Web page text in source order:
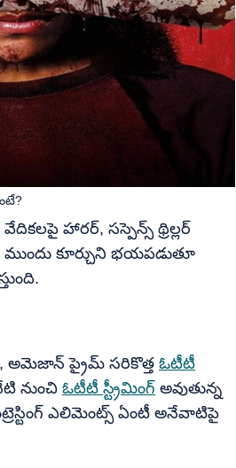
వేదికలపై హారర్, సస్పెన్స్ థ్రిల్లర్
ముందు కూర్చుని భయపడుతూ
అమెజాన్ ప్రైమ్ సరికొత్త ఓటీటీ
నుంచి ఓటీటీ స్ట్రీమింగ్ అవుతున్న
ఎలిమెంట్స్ ఏంటీ అనేవాటిపై